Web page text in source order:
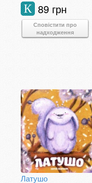
89 грн
К
Сповістити про
надходження
Латушо